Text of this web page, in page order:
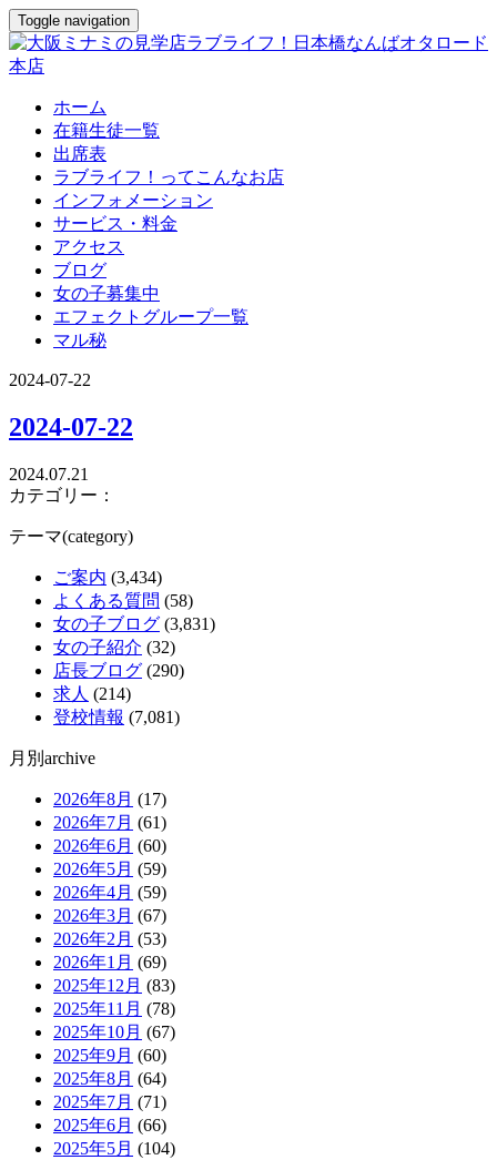
Toggle navigation
ホーム
在籍生徒一覧
出席表
ラブライフ！ってこんなお店
インフォメーション
サービス・料金
アクセス
ブログ
女の子募集中
エフェクトグループ一覧
マル秘
2024-07-22
2024-07-22
2024.07.21
カテゴリー：
テーマ(category)
ご案内 (3,434)
よくある質問 (58)
女の子ブログ (3,831)
女の子紹介 (32)
店長ブログ (290)
求人 (214)
登校情報 (7,081)
月別archive
2026年8月 (17)
2026年7月 (61)
2026年6月 (60)
2026年5月 (59)
2026年4月 (59)
2026年3月 (67)
2026年2月 (53)
2026年1月 (69)
2025年12月 (83)
2025年11月 (78)
2025年10月 (67)
2025年9月 (60)
2025年8月 (64)
2025年7月 (71)
2025年6月 (66)
2025年5月 (104)